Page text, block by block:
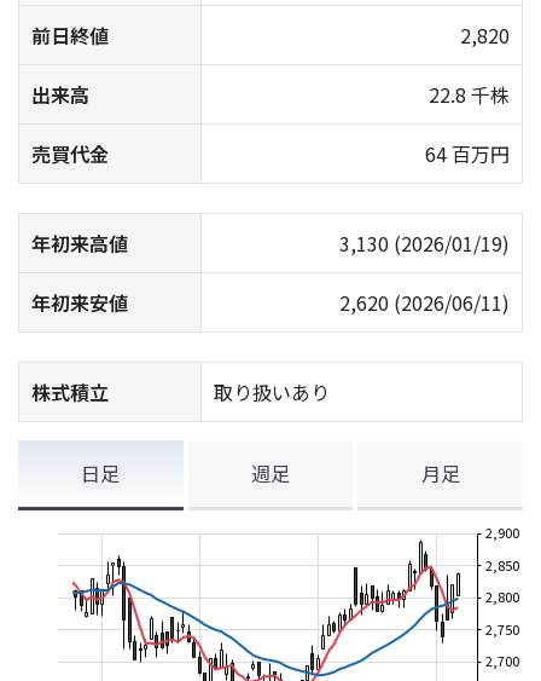
前日終値 2,820
出来高 22.8 千株
売買代金 64 百万円
年初来高値 3,130 (2026/01/19)
年初来安値 2,620 (2026/06/11)
株式積立 取り扱いあり
日足 週足 月足
2,700
2,750
2,800
2,850
2,900